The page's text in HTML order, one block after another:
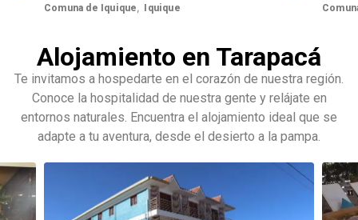
Comuna de Iquique, Iquique
Alojamiento en Tarapacá
Te invitamos a hospedarte en el corazón de nuestra región.
Conoce la hospitalidad de nuestra gente y relájate en
entornos naturales. Encuentra el alojamiento ideal que se
adapte a tu aventura, desde el desierto a la pampa.